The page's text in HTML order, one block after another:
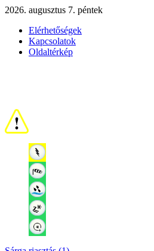
2026. augusztus 7. péntek
Elérhetőségek
Kapcsolatok
Oldaltérkép